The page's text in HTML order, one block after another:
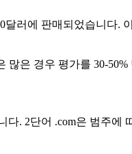
러에 판매되었습니다.
많은 경우 평가를 30-50%
. 2단어 .com은 범주